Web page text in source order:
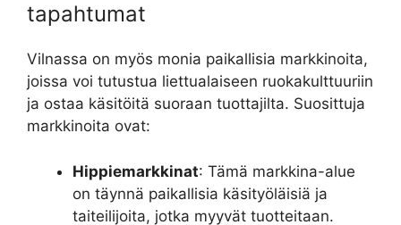
tapahtumat
Vilnassa on myös monia paikallisia markkinoita,
joissa voi tutustua liettualaiseen ruokakulttuuriin
ja ostaa käsitöitä suoraan tuottajilta. Suosittuja
markkinoita ovat:
Hippiemarkkinat: Tämä markkina-alue
on täynnä paikallisia käsityöläisiä ja
taiteilijoita, jotka myyvät tuotteitaan.